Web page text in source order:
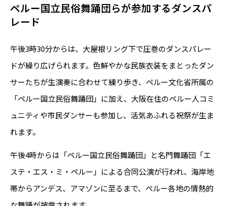
ペルー国立民俗舞踊団らが参加するダンスパ
レード
午後3時30分からは、大屋根リング下で圧巻のダンスパレー
ドが繰り広げられます。色鮮やかな民族衣装をまとったダン
サーたちが生演奏に合わせて練り歩き、ペルー文化省所属の
「ペルー国立民俗舞踊団」に加え、大阪在住のペルー人コミ
ュニティや市民ダンサーも参加し、活気あふれる祝祭が生ま
れます。
午後4時からは「ペルー国立民俗舞踊団」と名門舞踊団「エ
ステ・エス・ミ・ペルー」による合同公演が行われ、海岸地
帯からアンデス、アマゾンに至るまで、ペルー各地の情熱的